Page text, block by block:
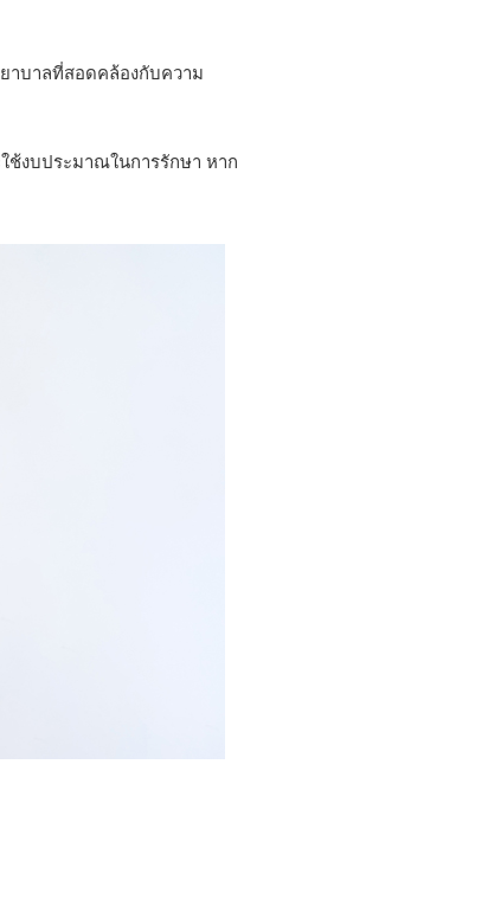
าบาลที่สอดคล้องกับความ
ช้งบประมาณในการรักษา หาก